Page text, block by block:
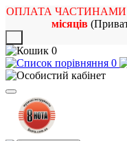
ОПЛАТА ЧАСТИНАМИ
місяців
0
0